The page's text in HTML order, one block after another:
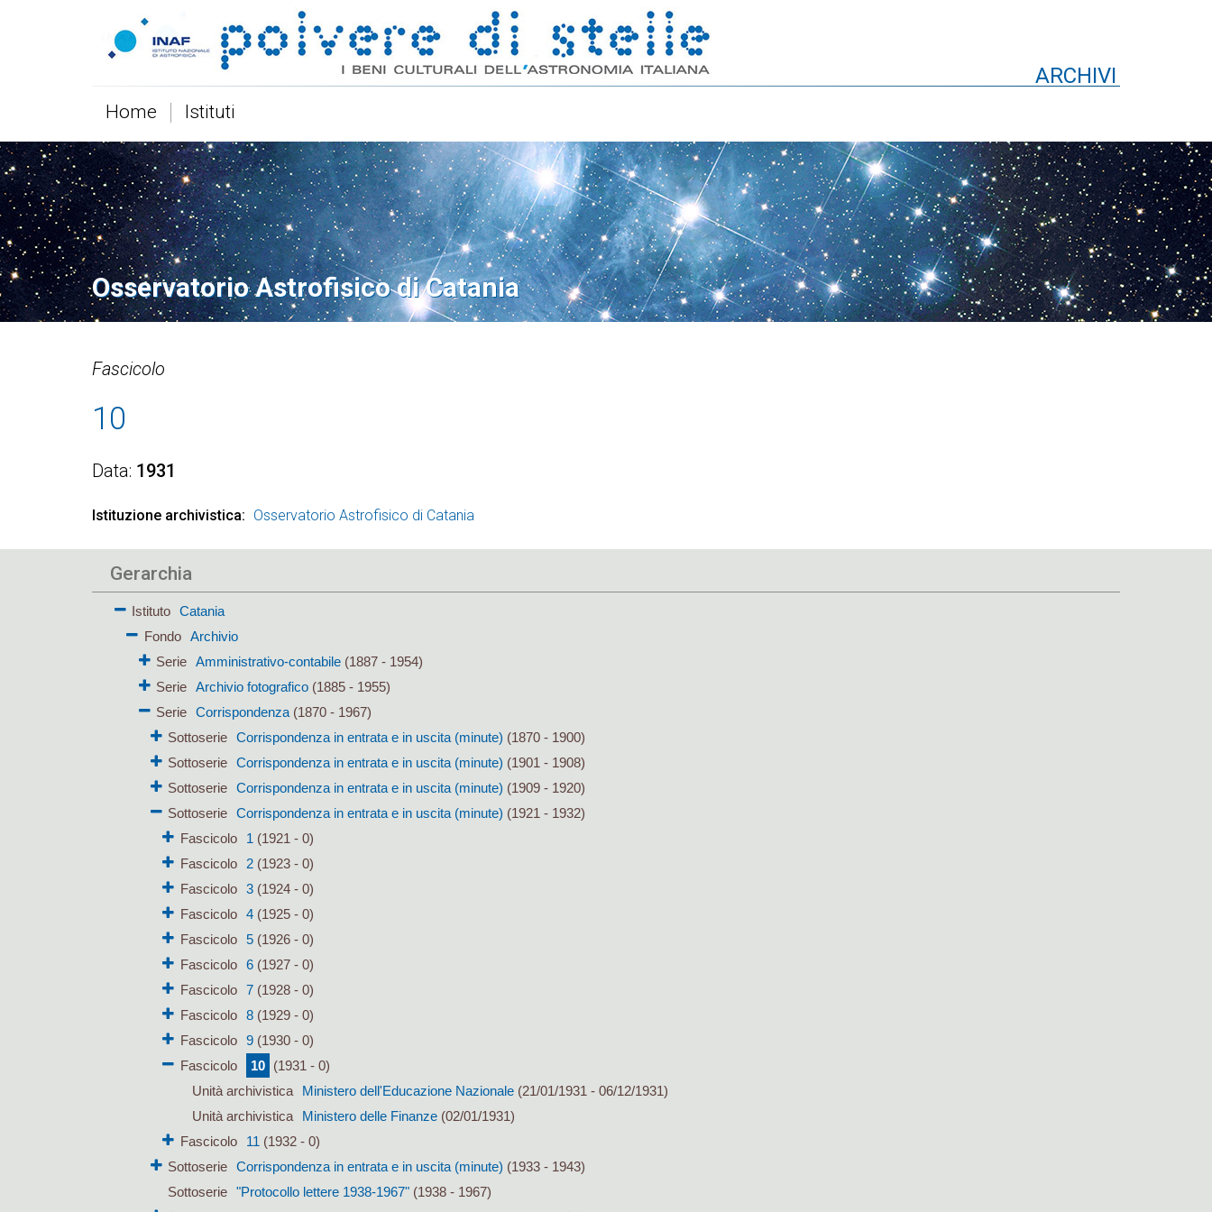
ARCHIVI
Home Istituti
Osservatorio Astrofisico di Catania
Fascicolo
10
Data 1931
Istituzione archivistica Osservatorio Astrofisico di Catania
Gerarchia
Istituto
Catania
Fondo
Archivio
Serie Amministrativo-contabile(1887 - 1954)
Serie Archivio fotografico(1885 - 1955)
Serie Corrispondenza(1870 - 1967)
Sottoserie
Corrispondenza in entrata e in uscita (minute) (1870 - 1900)
Sottoserie
Corrispondenza in entrata e in uscita (minute) (1901 - 1908)
Sottoserie
Corrispondenza in entrata e in uscita (minute) (1909 - 1920)
Sottoserie
Corrispondenza in entrata e in uscita (minute) (1921 - 1932)
Fascicolo
1 (1921 - 0)
Fascicolo
2(1923 - 0)
Fascicolo
3(1924 - 0)
Fascicolo
4(1925 - 0)
Fascicolo
5(1926 - 0)
Fascicolo
6(1927 - 0)
Fascicolo
7(1928 - 0)
Fascicolo
8(1929 - 0)
Fascicolo
9(1930 - 0)
Fascicolo
10
(1931 - 0)
Unità archivistica
Ministero dell'Educazione Nazionale(21/01/1931 - 06/12/1931)
Unità archivistica
Ministero delle Finanze(02/01/1931)
Fascicolo
11 (1932 - 0)
Sottoserie
Corrispondenza in entrata e in uscita (minute) (1933 - 1943)
Sottoserie
"Protocollo lettere 1938-1967" (1938 - 1967)